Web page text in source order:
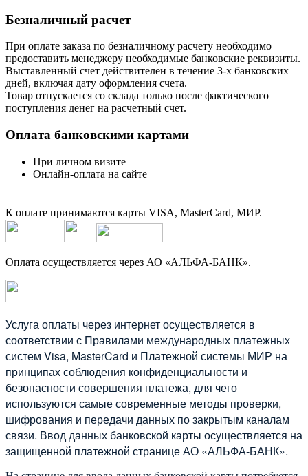
Безналичный расчет
При оплате заказа по безналичному расчету необходимо
предоставить менеджеру необходимые банковские реквизиты.
Выставленный счет действителен в течение 3-х банковских
дней, включая дату оформления cчета.
Товар отпускается со склада только после фактического
поступления денег на расчетный счет.
Оплата банковскими картами
При личном визите
Онлайн-оплата на сайте
К оплате принимаются карты VISA, MasterCard, МИР.
Оплата осуществляется через АО «АЛЬФА-БАНК».
Услуга оплаты через интернет осуществляется в
соответствии с Правилами международных платежных
систем Visa, MasterCard и Платежной системы МИР на
принципах соблюдения конфиденциальности и
безопасности совершения платежа, для чего
используются самые современные методы проверки,
шифрования и передачи данных по закрытым каналам
связи. Ввод данных банковской карты осуществляется на
защищенной платежной странице АО «АЛЬФА-БАНК».